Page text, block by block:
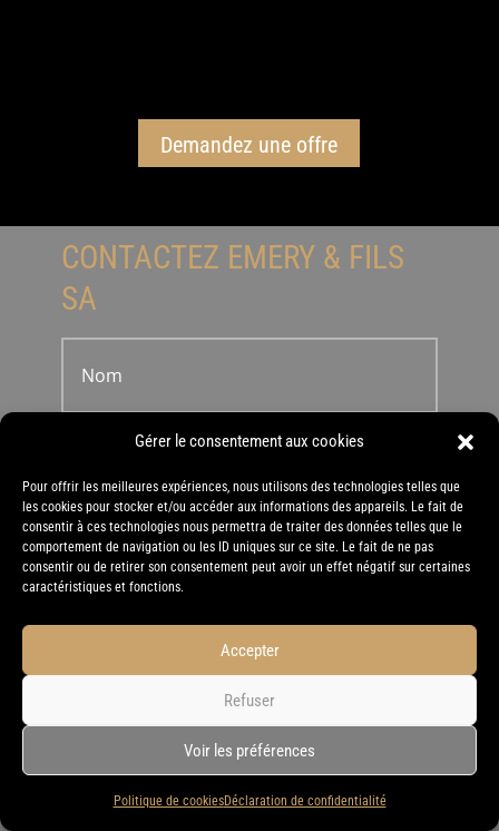
Gérer le consentement aux cookies
Pour offrir les meilleures expériences, nous utilisons des technologies telles que
les cookies pour stocker et/ou accéder aux informations des appareils. Le fait de
consentir à ces technologies nous permettra de traiter des données telles que le
comportement de navigation ou les ID uniques sur ce site. Le fait de ne pas
consentir ou de retirer son consentement peut avoir un effet négatif sur certaines
caractéristiques et fonctions.
Accepter
Refuser
Voir les préférences
Politique de cookiesDéclaration de confidentialité
Demandez une offre
CONTACTEZ EMERY & FILS
SA
3 + 3= ENVOYER